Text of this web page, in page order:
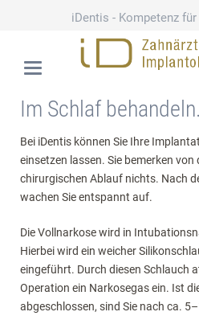
iDentis - Kompetenz
Im Schlaf
Bei iDentis können Sie Ihre
einsetzen lassen. Sie bemerken von
chirurgischen Ablauf nichts. Nach
wachen Sie entspannt auf.
Die Vollnarkose wird in
Hierbei wird ein weicher
eingeführt. Durch diesen Schlauch
Operation ein Narkosegas ein. Ist
abgeschlossen, sind Sie nach ca.